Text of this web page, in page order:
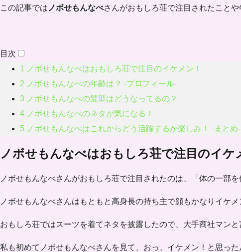
この記事では ノボせもんなべさんがおもしろ荘で注目されたこと
目次
1 ノボせもんなべはおもしろ荘で注目のイケメン！
2 ノボせもんなべの年齢は？ -プロフィール-
3 ノボせもんなべの髪型はどうなってるの？
4 ノボせもんなべのネタが気になる！
5 ノボせもんなべはこれからどう活躍するか楽しみ！ -まとめ-
ノボせもんなべはおもしろ荘で注目のイケ
ノボせもんなべさんがおもしろ荘で注目されたのは、 「体の一部
ノボせもんなべさんはもともと高身長の持ち主で顔もかなりイケメ
おもしろ荘ではスーツを着てネタを披露したので、大手商社マン
私も初めてノボせもんなべさんを見て、おっ、イケメン！と思った